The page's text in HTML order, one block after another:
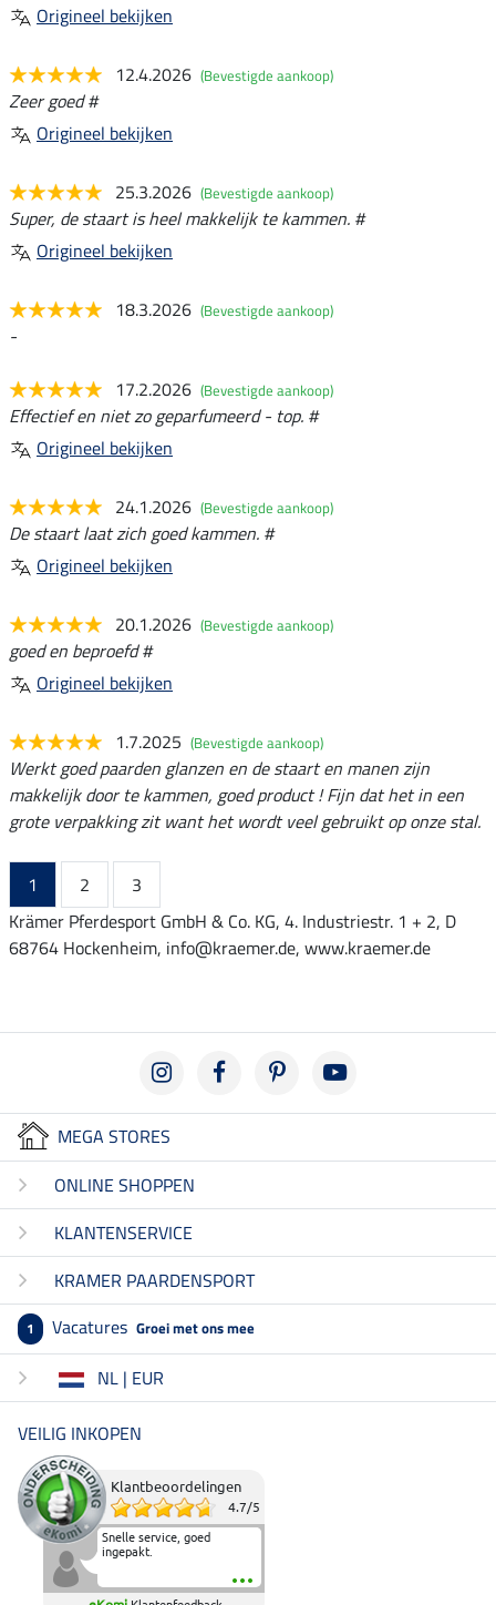
Origineel bekijken
12.4.2026 (Bevestigde aankoop)
Zeer goed #
Origineel bekijken
25.3.2026 (Bevestigde aankoop)
Super, de staart is heel makkelijk te kammen. #
Origineel bekijken
18.3.2026 (Bevestigde aankoop)
-
17.2.2026 (Bevestigde aankoop)
Effectief en niet zo geparfumeerd - top. #
Origineel bekijken
24.1.2026 (Bevestigde aankoop)
De staart laat zich goed kammen. #
Origineel bekijken
20.1.2026 (Bevestigde aankoop)
goed en beproefd #
Origineel bekijken
1.7.2025 (Bevestigde aankoop)
Werkt goed paarden glanzen en de staart en manen zijn
makkelijk door te kammen, goed product ! Fijn dat het in een
grote verpakking zit want het wordt veel gebruikt op onze stal.
1 2
3
Krämer Pferdesport GmbH & Co. KG, 4. Industriestr. 1 + 2, D
68764 Hockenheim, info@kraemer.de, www.kraemer.de
MEGA STORES
ONLINE SHOPPEN
KLANTENSERVICE
KRAMER PAARDENSPORT
1 Vacatures Groei met ons mee
NL | EUR
VEILIG INKOPEN
Klantbeoordelingen
4.7/5
Snelle service, goed
ingepakt.